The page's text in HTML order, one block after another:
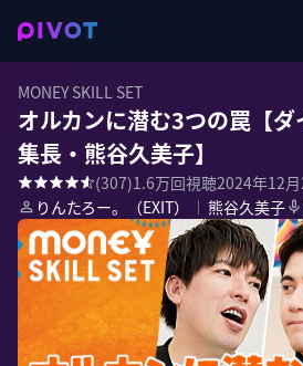
MONEY SKILL SET
オルカンに潜む3つの罠【
集長・熊谷久美子】
(307)1.6万回視聴2024年12月
りんたろー。（EXIT）
｜ 熊谷久美子